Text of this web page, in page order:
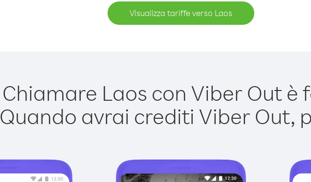
Visualizza tariffe verso Laos
Chiamare Laos con Viber Out è
Quando avrai crediti Viber Out,